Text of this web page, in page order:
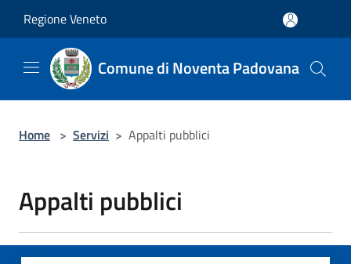
Regione Veneto
Comune di Noventa Padovana
Home > Servizi > Appalti pubblici
Appalti pubblici